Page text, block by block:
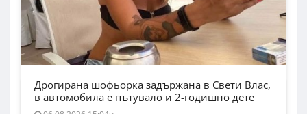
Дрогирана шофьорка задържана в Свети Влас,
в автомобила е пътувало и 2-годишно дете